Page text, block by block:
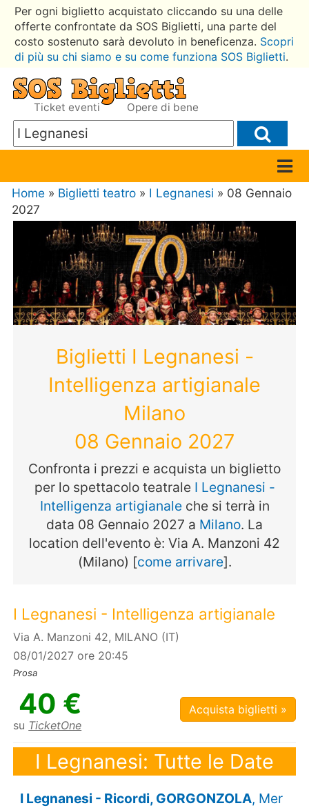
Per ogni biglietto acquistato cliccando su una delle
offerte confrontate da SOS Biglietti, una parte del
costo sostenuto sarà devoluto in beneficenza. Scopri
di più su chi siamo e su come funziona SOS Biglietti.
Ticket eventi Opere di bene
Home » Biglietti teatro » I Legnanesi » 08 Gennaio
2027
Biglietti I Legnanesi -
Intelligenza artigianale
Milano
08 Gennaio 2027
Confronta i prezzi e acquista un biglietto
per lo spettacolo teatrale I Legnanesi -
Intelligenza artigianaleche si terrà in
data 08 Gennaio 2027 a Milano. La
location dell'evento è: Via A. Manzoni 42
(Milano) [come arrivare].
I Legnanesi - Intelligenza artigianale
Via A. Manzoni 42, MILANO (IT)
08/01/2027 ore 20:45
Prosa
40 €
su TicketOne
Acquista biglietti »
I Legnanesi: Tutte le Date
I Legnanesi - Ricordi, GORGONZOLA, Mer